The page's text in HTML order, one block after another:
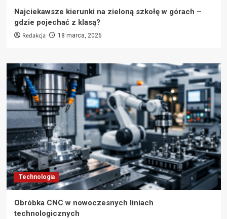
Najciekawsze kierunki na zieloną szkołę w górach –
gdzie pojechać z klasą?
Redakcja 18 marca, 2026
Technologia
Obróbka CNC w nowoczesnych liniach
technologicznych